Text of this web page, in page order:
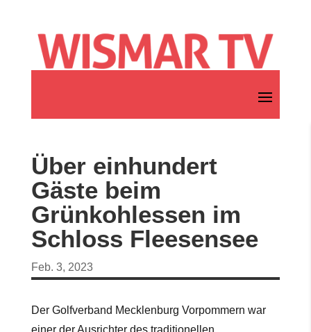
Über einhundert
Gäste beim
Grünkohlessen im
Schloss Fleesensee
Feb. 3, 2023
Der Golfverband Mecklenburg Vorpommern war